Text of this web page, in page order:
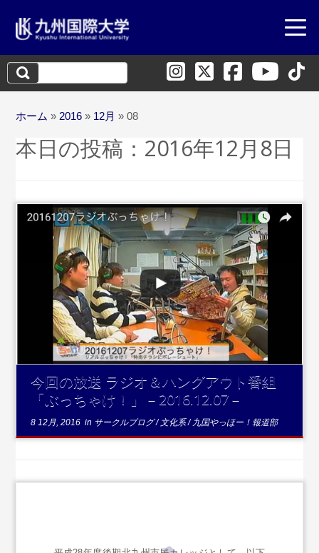
検
索:
ホーム » 2016 » 12月 » 08
本日の投稿： 2016年12月8日
...続きを読む
今回の放送 ラジオ＆ハングアウト番組
「ぶっちゃけ！」－2016.12.07－
8 12月, 2016 in サークルブログ/ 文化系/九国やっほー！報道部